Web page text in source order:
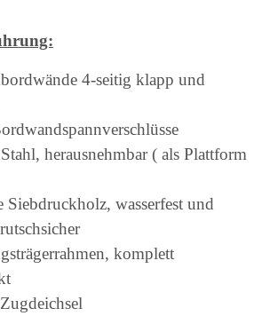
4-seitig klapp und
herausnehmbar ( als Plattform
Siebdruckholz, wasserfest und
komplett